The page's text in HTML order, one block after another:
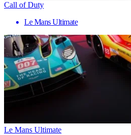
Call of Duty
Le Mans Ultimate
Le Mans Ultimate